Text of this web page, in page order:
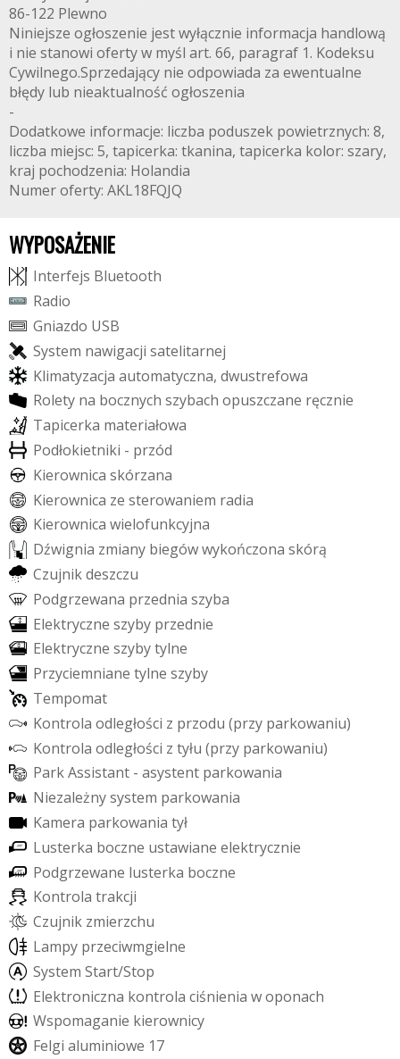
86-122 Plewno
Niniejsze ogłoszenie jest wyłącznie informacja handlową
i nie stanowi oferty w myśl art. 66, paragraf 1. Kodeksu
Cywilnego.Sprzedający nie odpowiada za ewentualne
błędy lub nieaktualność ogłoszenia
-
Dodatkowe informacje: liczba poduszek powietrznych: 8,
liczba miejsc: 5, tapicerka: tkanina, tapicerka kolor: szary,
kraj pochodzenia: Holandia
Numer oferty: AKL18FQJQ
WYPOSAŻENIE
Interfejs Bluetooth
Radio
Gniazdo USB
System nawigacji satelitarnej
Klimatyzacja automatyczna, dwustrefowa
Rolety na bocznych szybach opuszczane ręcznie
Tapicerka materiałowa
Podłokietniki - przód
Kierownica skórzana
Kierownica ze sterowaniem radia
Kierownica wielofunkcyjna
Dźwignia zmiany biegówwykończona skórą
Czujnikdeszczu
Podgrzewana przednia szyba
Elektryczne szyby przednie
Elektryczne szybytylne
Przyciemniane tylne szyby
Tempomat
Kontrola odległości z przodu (przy parkowaniu)
Kontrola odległości z tyłu (przy parkowaniu)
ParkAssistant - asystent parkowania
Niezależnysystem parkowania
Kamera parkowania tył
Lusterka boczne ustawiane elektrycznie
Podgrzewane lusterka boczne
Kontrola trakcji
Czujnik zmierzchu
Lampy przeciwmgielne
System Start/Stop
Elektroniczna kontrola ciśnienia woponach
Wspomaganie kierownicy
Felgi aluminiowe 17